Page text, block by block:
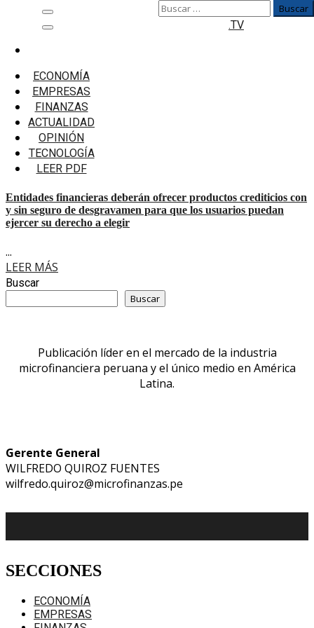
Menú
principal
ECONOMÍA
EMPRESAS
FINANZAS
ACTUALIDAD
OPINIÓN
TECNOLOGÍA
LEER PDF
Buscar:
.TV
Productos Crediticios
Entidades financieras deberán ofrecer productos
crediticios con y sin seguro de desgravamen para que los
usuarios puedan ejercer su derecho a elegir
Entidades financieras deberán ofrecer productos crediticios con
y sin seguro de desgravamen para que los usuarios puedan
ejercer su derecho a elegir
...
LEER MÁS
Buscar
Buscar
Publicación líder en el mercado de la industria
microfinanciera peruana y el único medio en América
Latina.
Gerente General
WILFREDO QUIROZ FUENTES
wilfredo.quiroz@microfinanzas.pe
SECCIONES
ECONOMÍA
EMPRESAS